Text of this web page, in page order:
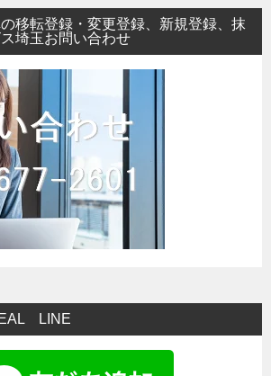
移転登録・変更登録、新規登録、抹
埼玉お問い合わせ
LINE